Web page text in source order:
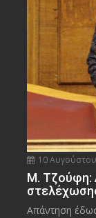
10
M. Τζούφη:
Απάντηση